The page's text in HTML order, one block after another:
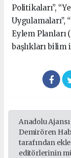
Politikaları”,
Eylem Planları
başlıkları bilim
Anadolu
Demirören
tarafından
editörlerinin